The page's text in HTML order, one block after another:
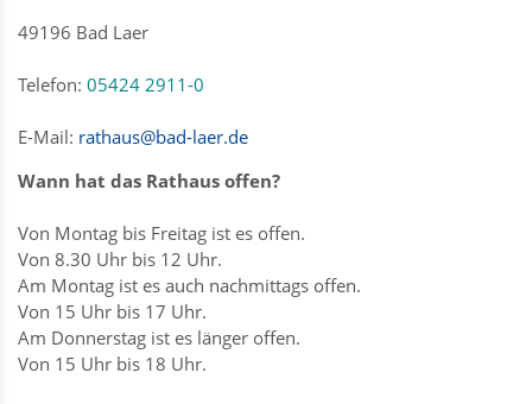
49196 Bad Laer
Telefon: 05424 2911-0
E-Mail: rathaus@bad-laer.de
Wann hat das Rathaus offen?
Von Montag bis Freitag ist es offen.
Von 8.30 Uhr bis 12 Uhr.
Am Montag ist es auch nachmittags offen.
Von 15 Uhr bis 17 Uhr.
Am Donnerstag ist es länger offen.
Von 15 Uhr bis 18 Uhr.